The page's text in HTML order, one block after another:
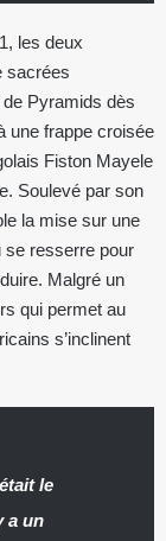
les deux
sacrées
Pyramids dès
une frappe croisée
Fiston Mayele
Soulevé par son
la mise sur une
se resserre pour
Malgré un
qui permet au
s’inclinent
le
a un